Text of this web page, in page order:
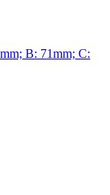
B: 71mm; C: